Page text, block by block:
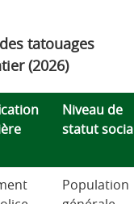
tatouages
(2026)
Niveau de
statut
Population